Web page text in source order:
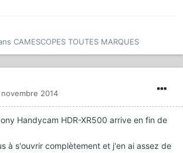
CAMESCOPES TOUTES MARQUES
novembre 2014
Handycam HDR-XR500 arrive en fin de
à s'ouvrir complètement et j'en ai assez de